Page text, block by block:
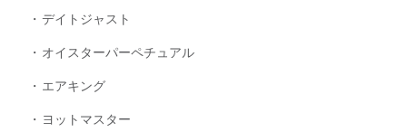
デイトジャスト
オイスターパーペチュアル
エアキング
ヨットマスター